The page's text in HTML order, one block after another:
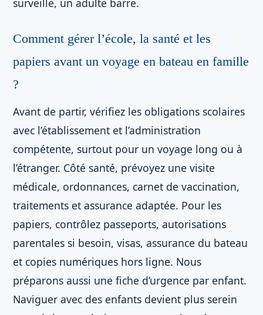
surveille, un adulte barre.
Comment gérer l’école, la santé et les
papiers avant un voyage en bateau en famille
?
Avant de partir, vérifiez les obligations scolaires
avec l’établissement et l’administration
compétente, surtout pour un voyage long ou à
l’étranger. Côté santé, prévoyez une visite
médicale, ordonnances, carnet de vaccination,
traitements et assurance adaptée. Pour les
papiers, contrôlez passeports, autorisations
parentales si besoin, visas, assurance du bateau
et copies numériques hors ligne. Nous
préparons aussi une fiche d’urgence par enfant.
Naviguer avec des enfants devient plus serein